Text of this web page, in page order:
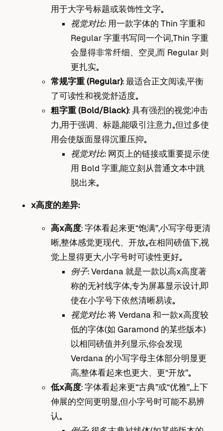
用于大字号标题或装饰性文字。
视觉对比： 用一款字体的 Thin 字重和
Regular 字重书写同一个词，Thin 字重
会显得非常纤细、空灵，而 Regular 则
更扎实。
常规字重 (Regular)： 最适合正文阅读，平衡
了可读性和视觉舒适度。
粗字重 (Bold/Black)： 具有强烈的视觉冲击
力，用于强调、标题，能吸引注意力。但过多使
用会使版面显得沉重压抑。
视觉对比： 网页上的链接或重要提示使
用 Bold 字重，能立刻从普通文本中跳
脱出来。
x高度的差异：
高x高度： 字体看起来更“饱满”，小写字母更清
晰，整体感觉更现代、开放。在相同磅值下，视
觉上显得更大，小字号时可读性更好。
例子： Verdana 就是一款以高x高度著
称的无衬线字体，专为屏幕显示设计，即
使在小字号下依然清晰易读。
视觉对比： 将 Verdana 和一款x高度较
低的字体（如 Garamond 的某些版本）
以相同磅值并列显示，你会发现
Verdana 的小写字母主体部分明显更
高，整体看起来也更大、更“开放”。
低x高度： 字体看起来更“古典”或“优雅”，上下
伸展的空间更明显，但小字号时可能不易辨
认。